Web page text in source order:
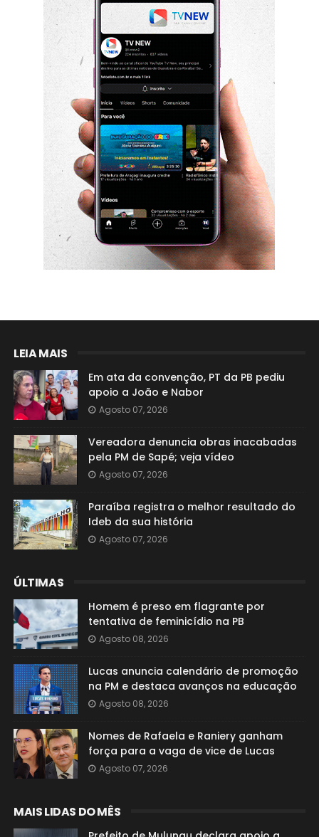
LEIA MAIS
Em ata da convenção, PT da PB pediu
apoio a João e Nabor
Agosto 07, 2026
Vereadora denuncia obras inacabadas
pela PM de Sapé; veja vídeo
Agosto 07, 2026
Paraíba registra o melhor resultado do
Ideb da sua história
Agosto 07, 2026
ÚLTIMAS
Homem é preso em flagrante por
tentativa de feminicídio na PB
Agosto 08, 2026
Lucas anuncia calendário de promoção
na PM e destaca avanços na educação
Agosto 08, 2026
Nomes de Rafaela e Raniery ganham
força para a vaga de vice de Lucas
Agosto 07, 2026
MAIS LIDAS DO MÊS